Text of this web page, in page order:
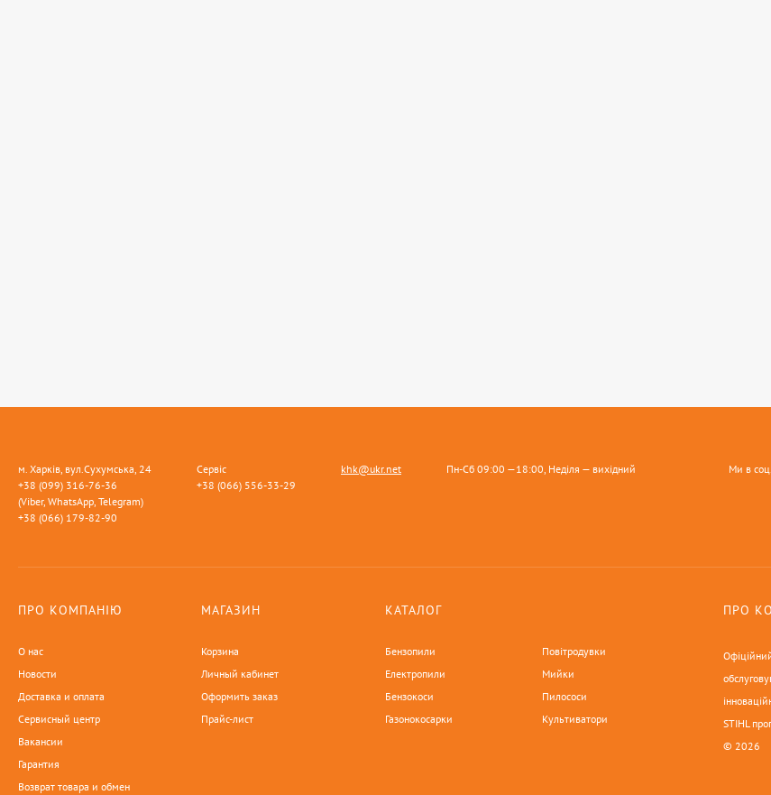
м. Харків, вул.Сухумська, 24
+38 (099) 316-76-36
(Viber, WhatsApp, Telegram)
+38 (066) 179-82-90
Сервіс
+38 (066) 556-33-29
khk@ukr.net Пн-Сб 09:00 —18:00, Неділя — вихідний Ми в
ПРО КОМПАНІЮ
О нас
Новости
Доставка и оплата
Сервисный центр
Вакансии
Гарантия
Возврат товара и обмен
МАГАЗИН
Корзина
Личный кабинет
Оформить заказ
Прайс-лист
КАТАЛОГ
Бензопили
Електропили
Бензокоси
Газонокосарки
Повітродувки
Мийки
Пилососи
Культиватори
ПРО
STIHL
© 2026